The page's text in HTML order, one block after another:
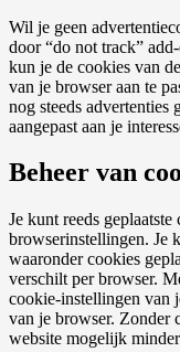
Wil je geen
door “do not track”
kun je de cookies van
van je browser aan te
nog steeds advertenties
aangepast aan je
Beheer van
Je kunt reeds
browserinstellingen. Je
waaronder cookies
verschilt per browser.
cookie-instellingen van
van je browser. Zonder
website mogelijk